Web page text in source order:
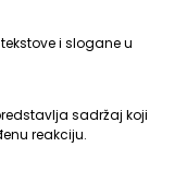
i slogane u
sadržaj koji
reakciju.